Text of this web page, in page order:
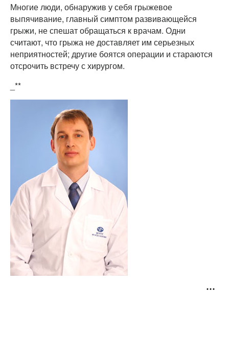
Многие люди, обнаружив у себя грыжевое
выпячивание, главный симптом развивающейся
грыжи, не спешат обращаться к врачам. Одни
считают, что грыжа не доставляет им серьезных
неприятностей; другие боятся операции и стараются
отсрочить встречу с хирургом.
_**